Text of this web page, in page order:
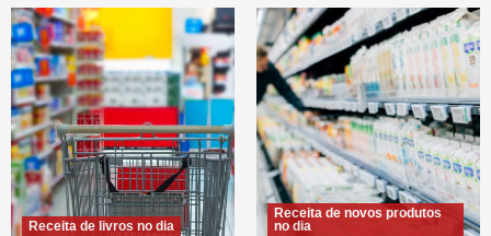
Receita de livros no dia
Receita de novos produtos
no dia